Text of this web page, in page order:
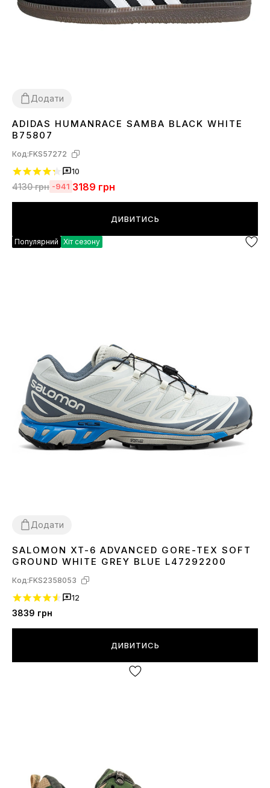
Додати
36 3738 39 404142434445
ADIDAS HUMANRACE SAMBA BLACK WHITE
B75807
Код:FKS57272
10
4130грн -941 3189 грн
ДИВИТИСЬ
Популярний Хіт сезону
Додати
4041 42 43 44 45
SALOMON XT-6 ADVANCED GORE-TEX SOFT
GROUND WHITE GREY BLUE L47292200
Код:FKS2358053
12
3839 грн
ДИВИТИСЬ